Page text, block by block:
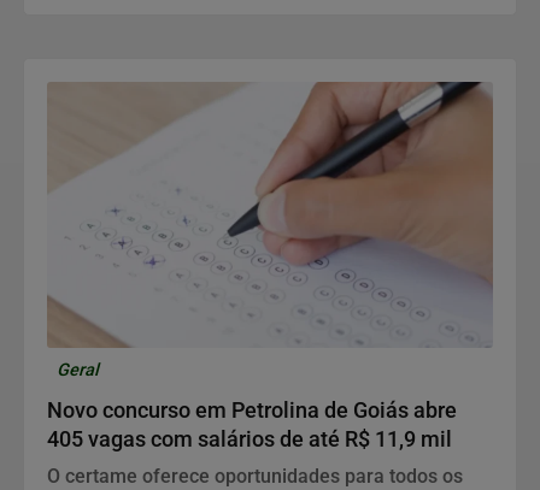
Geral
Novo concurso em Petrolina de Goiás abre
405 vagas com salários de até R$ 11,9 mil
O certame oferece oportunidades para todos os